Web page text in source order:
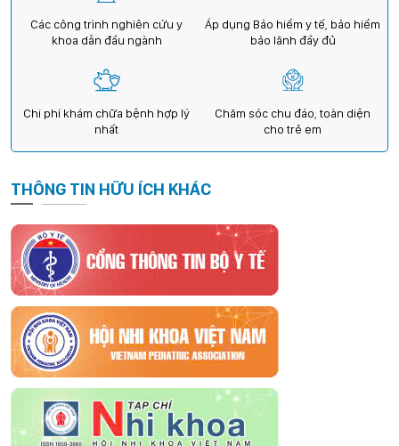
Các công trình nghiên cứu y
khoa dẫn đầu ngành
Áp dụng Bảo hiểm y tế, bảo hiểm
bảo lãnh đầy đủ
Chi phí khám chữa bệnh hợp lý
nhất
Chăm sóc chu đáo, toàn diện
cho trẻ em
THÔNG TIN HỮU ÍCH KHÁC